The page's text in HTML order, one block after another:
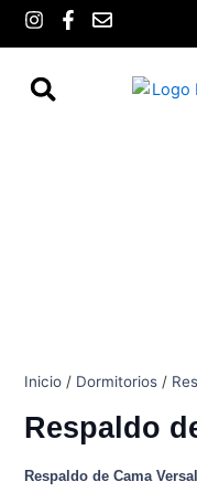
I
t
a
F
a
E
Inicio / Dormitorios /
Respaldo
Respaldo de Cama